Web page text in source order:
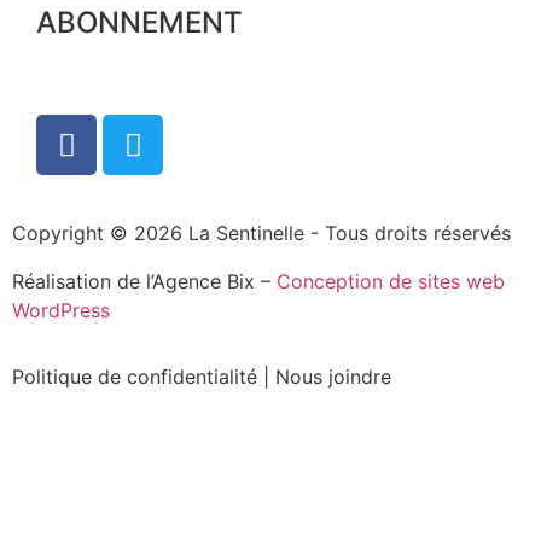
ABONNEMENT
Copyright © 2026 La Sentinelle - Tous droits réservés
Réalisation de l’Agence Bix – Conception de sites web
WordPress
Politique de confidentialité Nous joindre